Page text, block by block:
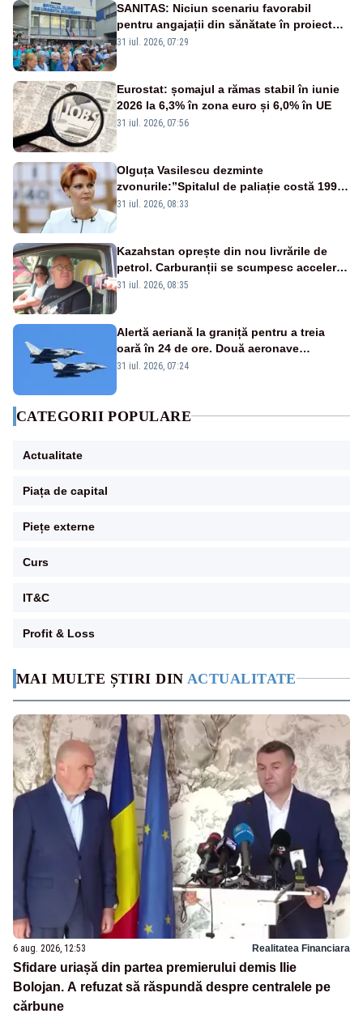
MAI MULTE ȘTIRI DIN ACTUALITATE
6 aug. 2026, 12:53 Realitatea Financiara
Sfidare uriașă din partea premierului demis Ilie
Bolojan. A refuzat să răspundă despre centralele pe
cărbune
SANITAS: Niciun scenariu favorabil
pentru angajații din sănătate în proiectul
Legii salarizării
31 iul. 2026, 07:29
Eurostat: șomajul a rămas stabil în iunie
2026 la 6,3% în zona euro și 6,0% în UE
31 iul. 2026, 07:56
Olguța Vasilescu dezminte
zvonurile:”Spitalul de paliație costă 199
de milioane de euro, nu 500 de milioane”
31 iul. 2026, 08:33
Kazahstan oprește din nou livrările de
petrol. Carburanții se scumpesc accelerat,
iar românii plătesc nota de plată
31 iul. 2026, 08:35
Alertă aeriană la graniță pentru a treia
oară în 24 de ore. Două aeronave
Eurofighter britanice au fost ridicate de la
31 iul. 2026, 07:24
CATEGORII POPULARE
Actualitate
Piața de capital
Piețe externe
Curs
IT&C
Profit & Loss